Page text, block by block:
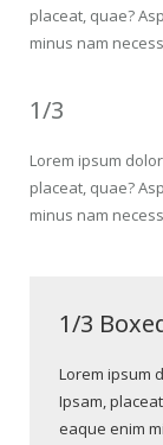
placeat, quae?
minus nam
1/3
Lorem ipsum
placeat, quae?
minus nam
1/3
Lorem ipsum
Ipsam,
eaque enim